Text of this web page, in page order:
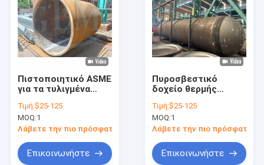
Πιστοποιητικό ASME
για τα τυλιγμένα
σκάφους για την
απόδοση
Τιμή:$25-125
MOQ:1
Λάβετε την πιο πρόσφατη τιμή
Επικοινωνήστε
Πυροσβεστικό
δοχείο θερμής
κεφαλή με
υδροστατική δοκιμή
επαληθευμένη για
άνθρακα SA-516
κλάσης 70
Τιμή:$25-125
MOQ:1
Λάβετε την πιο πρόσφατη
Επικοινωνήστε